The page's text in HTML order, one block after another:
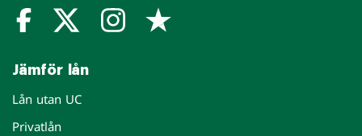
Jämför lån
Lån utan UC
Privatlån